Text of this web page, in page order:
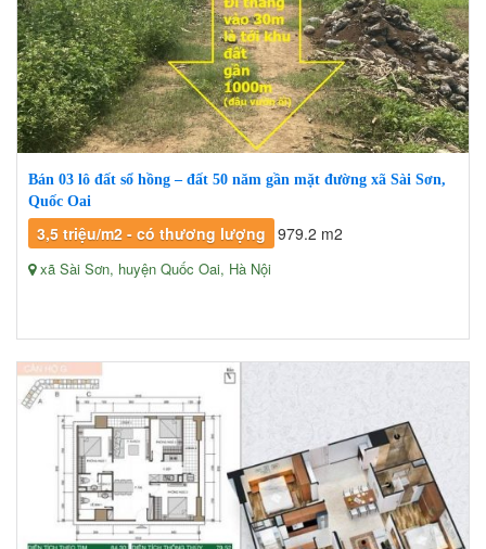
Bán 03 lô đất sổ hồng – đất 50 năm gần mặt đường xã Sài Sơn,
Quốc Oai
3,5 triệu/m2 - có thương lượng 979.2 m2
xã Sài Sơn, huyện Quốc Oai, Hà Nội